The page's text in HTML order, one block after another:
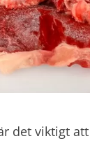
det viktigt